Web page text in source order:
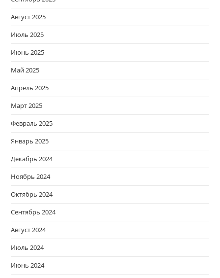
Август 2025
Июль 2025
Июнь 2025
Май 2025
Апрель 2025
Март 2025
Февраль 2025
Январь 2025
Декабрь 2024
Ноябрь 2024
Октябрь 2024
Сентябрь 2024
Август 2024
Июль 2024
Июнь 2024